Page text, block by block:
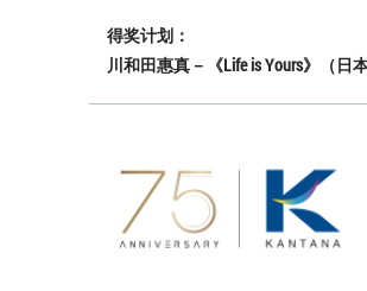
得奖计划：
川和田惠真－《Life is Yours》（日本